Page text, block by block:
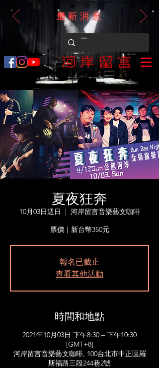
最新消息
夏夜狂奔
10月03日週日
  |
河岸留言音樂藝文咖啡
票價｜新台幣350元
報名已截止
查看其他活動
時間和地點
2021年10月03日 下午8:30 – 下午10:30
[GMT+8]
河岸留言音樂藝文咖啡, 100台北市中正區羅
斯福路三段244巷2號